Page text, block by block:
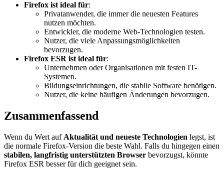
Firefox ist ideal für:
Privatanwender, die immer die neuesten Features
nutzen möchten.
Entwickler, die moderne Web-Technologien testen.
Nutzer, die viele Anpassungsmöglichkeiten
bevorzugen.
Firefox ESR ist ideal für:
Unternehmen oder Organisationen mit festen IT-
Systemen.
Bildungseinrichtungen, die stabile Software benötigen.
Nutzer, die keine häufigen Änderungen bevorzugen.
Zusammenfassend
Wenn du Wert auf Aktualität und neueste Technologien legst, ist
die normale Firefox-Version die beste Wahl. Falls du hingegen einen
stabilen, langfristig unterstützten Browser bevorzugst, könnte
Firefox ESR besser für dich geeignet sein.